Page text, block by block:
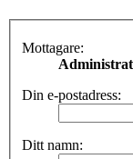
Mottagare:
Din e-postadress:
Ditt namn: